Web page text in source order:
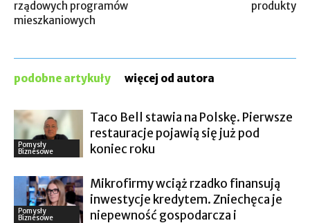
rządowych programów
mieszkaniowych
produkty
podobne artykuły więcej od autora
Pomysły
Biznesowe
Taco Bell stawia na Polskę. Pierwsze
restauracje pojawią się już pod
koniec roku
Pomysły
Biznesowe
Mikrofirmy wciąż rzadko finansują
inwestycje kredytem. Zniechęca je
niepewność gospodarcza i